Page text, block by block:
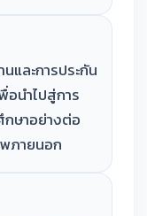
และการประกัน
นำไปสู่การ
ษาอย่างต่อ
ภายนอก